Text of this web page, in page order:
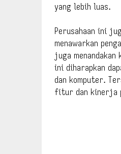
yang lebih luas.
Perusahaan ini
menawarkan
juga menandakan
ini diharapkan
dan komputer.
fitur dan kinerja